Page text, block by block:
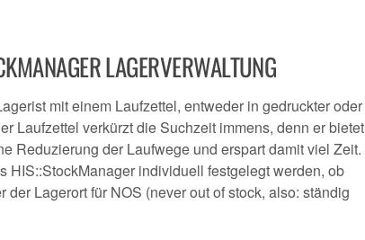
LAGERVERWALTUNG
mit einem Laufzettel, entweder in gedruckter oder
Laufzettel verkürzt die Suchzeit immens, denn er bietet
Reduzierung der Laufwege und erspart damit viel Zeit.
HIS::StockManager individuell festgelegt werden, ob
Lagerort für NOS (never out of stock, also: ständig